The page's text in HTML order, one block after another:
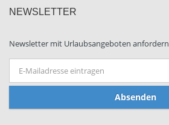
NEWSLETTER
Newsletter mit Urlaubsangeboten anfordern
Absenden